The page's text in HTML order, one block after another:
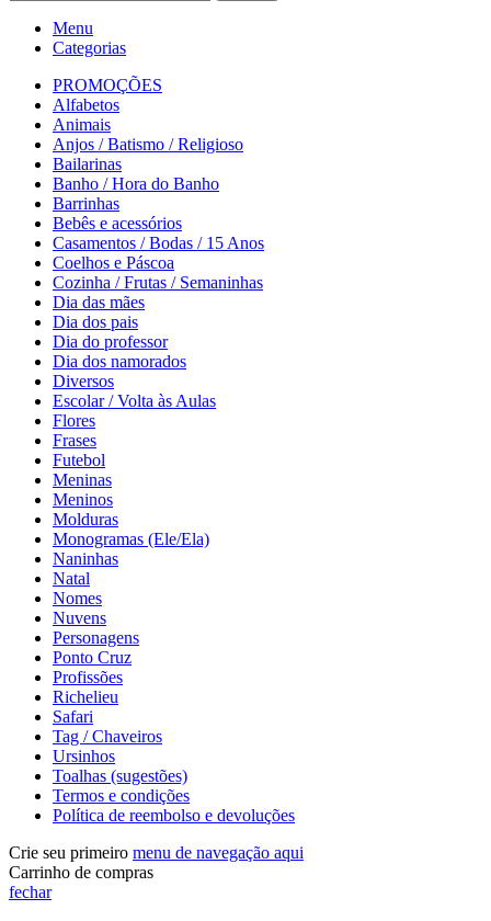
Menu
Categorias
PROMOÇÕES
Alfabetos
Animais
Anjos / Batismo / Religioso
Bailarinas
Banho / Hora do Banho
Barrinhas
Bebês e acessórios
Casamentos / Bodas / 15 Anos
Coelhos e Páscoa
Cozinha / Frutas / Semaninhas
Dia das mães
Dia dos pais
Dia do professor
Dia dos namorados
Diversos
Escolar / Volta às Aulas
Flores
Frases
Futebol
Meninas
Meninos
Molduras
Monogramas (Ele/Ela)
Naninhas
Natal
Nomes
Nuvens
Personagens
Ponto Cruz
Profissões
Richelieu
Safari
Tag / Chaveiros
Ursinhos
Toalhas (sugestões)
Termos e condições
Política de reembolso e devoluções
Crie seu primeiro menu de navegação aqui
Carrinho de compras
fechar